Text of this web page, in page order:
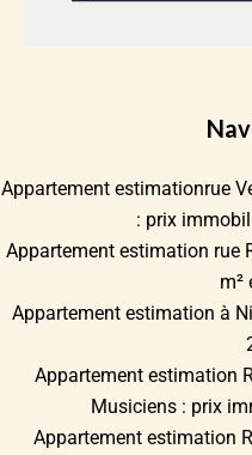
Appartement estimationrue
: prix
Appartement estimation rue
m²
Appartement estimation à
Appartement estimation
Musiciens : prix
Appartement estimation